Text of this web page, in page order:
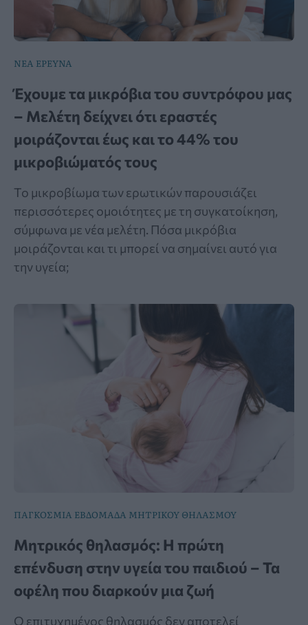
ΝΕΑ ΕΡΕΥΝΑ
Έχουμε τα μικρόβια του συντρόφου μας
– Μελέτη δείχνει ότι εραστές
μοιράζονται έως και το 44% του
μικροβιώματός τους
Το μικροβίωμα των ερωτικών παρουσιάζει
περισσότερες ομοιότητες με τη συγκατοίκηση,
σύμφωνα με νέα μελέτη. Πόσα μικρόβια
μοιράζονται και τι μπορεί να σημαίνει αυτό για
την υγεία;
ΠΑΓΚΟΣΜΙΑ ΕΒΔΟΜΑΔΑ ΜΗΤΡΙΚΟΥ ΘΗΛΑΣΜΟΥ
Μητρικός θηλασμός: Η πρώτη
επένδυση στην υγεία του παιδιού – Τα
οφέλη που διαρκούν μια ζωή
Ο επιτυχημένος θηλασμός δεν αποτελεί